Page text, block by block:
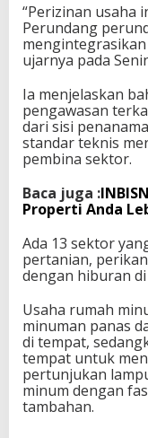
“Perizinan usaha
Perundang
mengintegrasikan
ujarnya pada
Ia menjelaskan
pengawasan
dari sisi
standar teknis
pembina sektor.
Baca juga :
Properti Anda
Ada 13 sektor
pertanian,
dengan hiburan
Usaha rumah
minuman panas
di tempat,
tempat untuk
pertunjukan
minum dengan
tambahan.